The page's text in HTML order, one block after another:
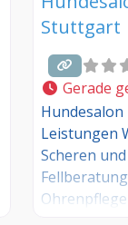
Stuttgart
Gerade
Leistungen
Scheren